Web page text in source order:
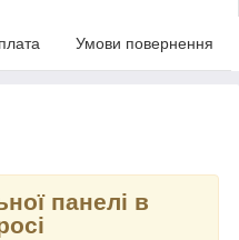
Умови повернення
панелі в